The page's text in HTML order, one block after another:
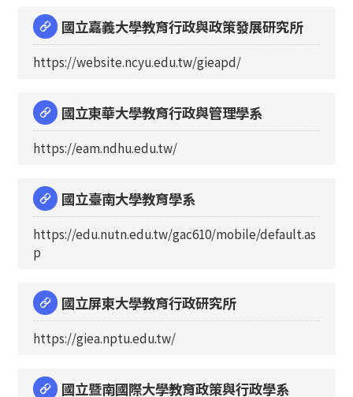
國立嘉義大學教育行政與政策發展研究所
https://website.ncyu.edu.tw/gieapd/
國立東華大學教育行政與管理學系
https://eam.ndhu.edu.tw/
國立臺南大學教育學系
https://edu.nutn.edu.tw/gac610/mobile/default.as
p
國立屏東大學教育行政研究所
https://giea.nptu.edu.tw/
國立暨南國際大學教育政策與行政學系